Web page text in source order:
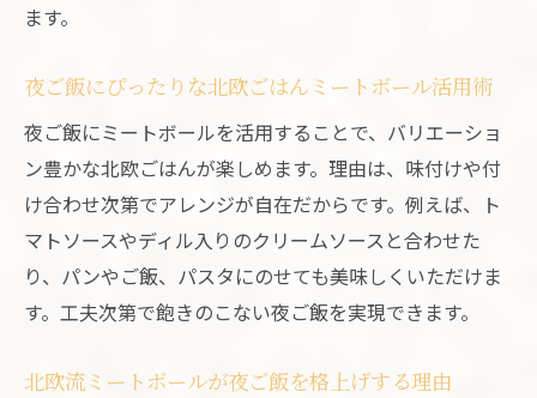
ます。
夜ご飯にぴったりな北欧ごはんミートボール活用術
夜ご飯にミートボールを活用することで、バリエーショ
ン豊かな北欧ごはんが楽しめます。理由は、味付けや付
け合わせ次第でアレンジが自在だからです。例えば、ト
マトソースやディル入りのクリームソースと合わせた
り、パンやご飯、パスタにのせても美味しくいただけま
す。工夫次第で飽きのこない夜ご飯を実現できます。
北欧流ミートボールが夜ご飯を格上げする理由